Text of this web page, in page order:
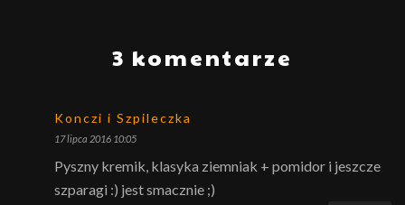
3 komentarze
Konczi i Szpileczka
17 lipca 2016 10:05
Pyszny kremik, klasyka ziemniak + pomidor i jeszcze
szparagi :) jest smacznie ;)